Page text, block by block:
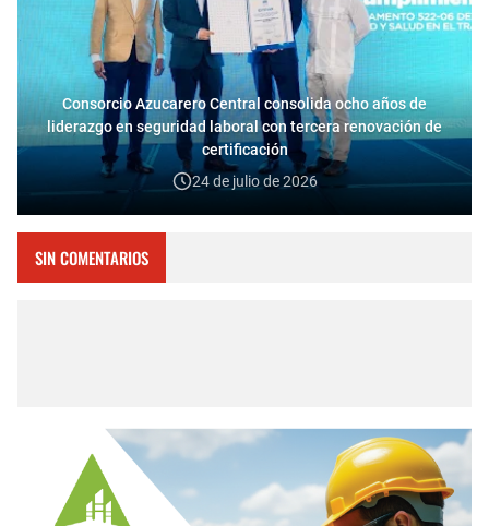
Consorcio Azucarero Central consolida ocho años de
liderazgo en seguridad laboral con tercera renovación de
certificación
24 de julio de 2026
SIN COMENTARIOS